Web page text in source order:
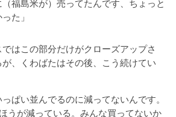
福島米が）売ってたんです、ちょっと
た」
はこの部分だけがクローズアップさ
、くわばたはその後、こう続けてい
っぱい並んでるのに減ってないんです。
うが減っている。みんな買ってないか